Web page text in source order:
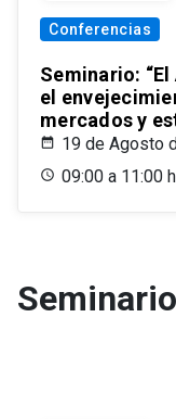
Conferencias
Seminario:
el
mercados y
19 de Agosto
09:00 a 11:00